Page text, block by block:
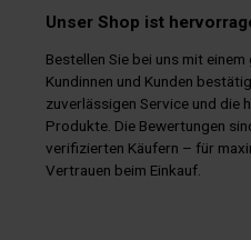
Unser Shop ist
Bestellen Sie bei uns mit
Kundinnen und Kunden
zuverlässigen Service und die
Produkte. Die Bewertungen
verifizierten Käufern – für
Vertrauen beim Einkauf.